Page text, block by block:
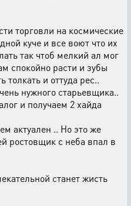
торговли на космические
куче и все воют что их
так чтоб мелкий ал мог
спокойно расти и зубы
толкать и оттуда рес..
нужного старьевщика..
и получаем 2 хайда
актуален .. Но это же
ростовщик с неба впал в
станет жисть